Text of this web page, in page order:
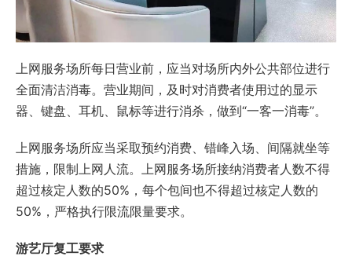
上网服务场所每日营业前，应当对场所内外公共部位进行
全面清洁消毒。营业期间，及时对消费者使用过的显示
器、键盘、耳机、鼠标等进行消杀，做到“一客一消毒”。
上网服务场所应当采取预约消费、错峰入场、间隔就坐等
措施，限制上网人流。上网服务场所接纳消费者人数不得
超过核定人数的50%，每个包间也不得超过核定人数的
50%，严格执行限流限量要求。
游艺厅复工要求